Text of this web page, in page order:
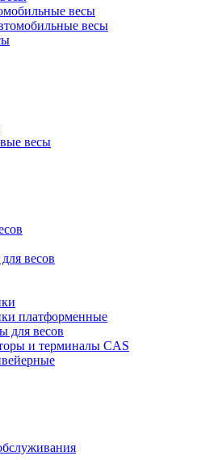
весы
весы
весы
весов
платформенные
для весов
и терминалы CAS